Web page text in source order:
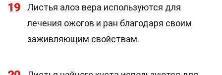
19
Листья алоэ вера используются для
лечения ожогов и ран благодаря своим
заживляющим свойствам.